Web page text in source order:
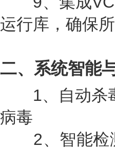
运行库，确保
二、系统智能
1、自动杀毒
病毒
2、智能检测